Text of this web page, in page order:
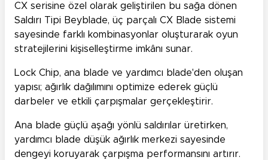
CX serisine özel olarak geliştirilen bu sağa dönen
Saldırı Tipi Beyblade, üç parçalı CX Blade sistemi
sayesinde farklı kombinasyonlar oluşturarak oyun
stratejilerini kişiselleştirme imkânı sunar.
Lock Chip, ana blade ve yardımcı blade'den oluşan
yapısı; ağırlık dağılımını optimize ederek güçlü
darbeler ve etkili çarpışmalar gerçekleştirir.
Ana blade güçlü aşağı yönlü saldırılar üretirken,
yardımcı blade düşük ağırlık merkezi sayesinde
dengeyi koruyarak çarpışma performansını artırır.